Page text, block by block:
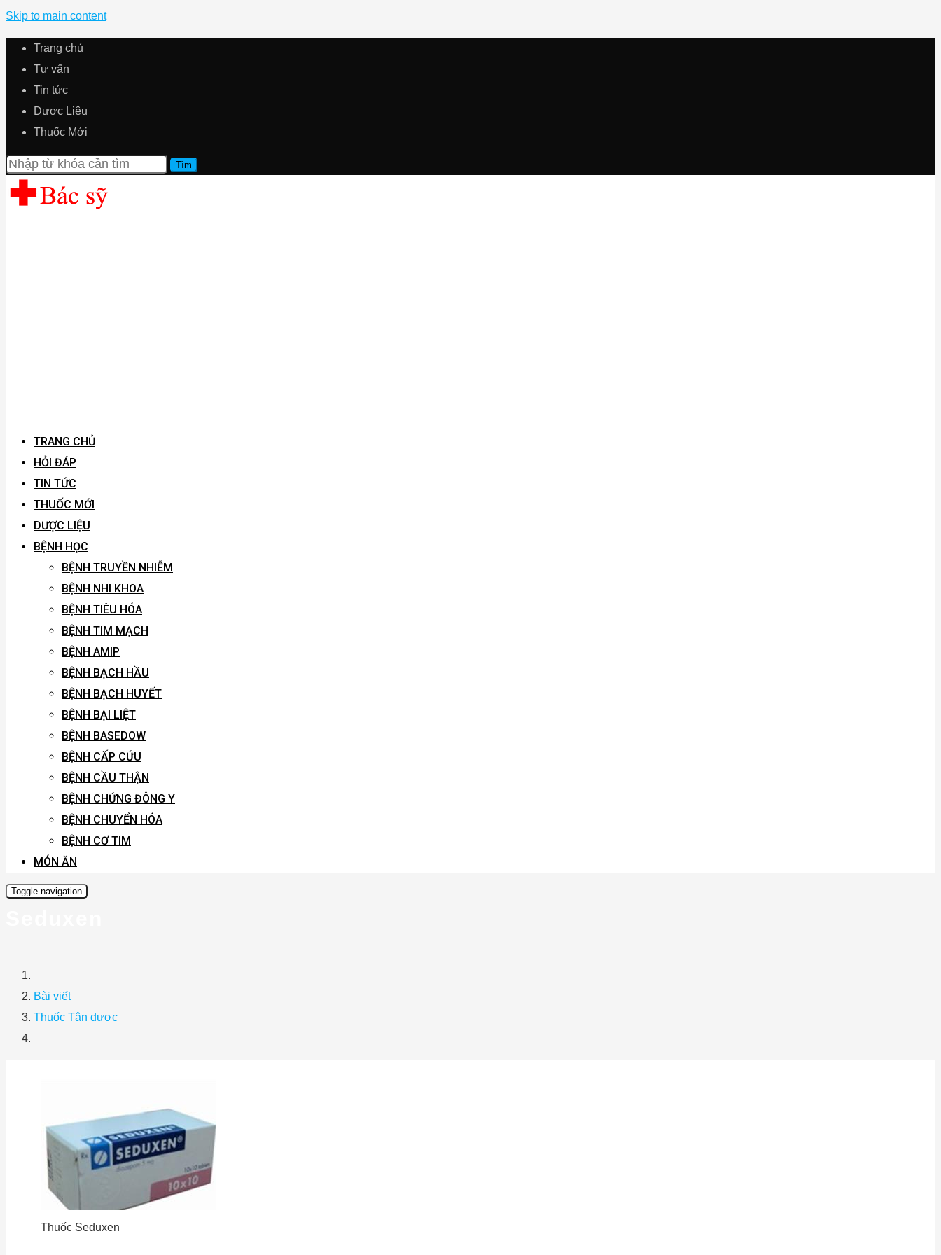
Skip to main content
Trang chủ
Tư vấn
Tin tức
Dược Liệu
Thuốc Mới
TRANG CHỦ
HỎI ĐÁP
TIN TỨC
THUỐC MỚI
DƯỢC LIỆU
BỆNH HỌC
BỆNH TRUYỀN NHIỄM
BỆNH NHI KHOA
BỆNH TIÊU HÓA
BỆNH TIM MẠCH
BỆNH AMIP
BỆNH BẠCH HẦU
BỆNH BẠCH HUYẾT
BỆNH BẠI LIỆT
BỆNH BASEDOW
BỆNH CẤP CỨU
BỆNH CẦU THẬN
BỆNH CHỨNG ĐÔNG Y
BỆNH CHUYỂN HÓA
BỆNH CƠ TIM
MÓN ĂN
Toggle navigation
Bài viết
Thuốc Tân dược
Thuốc Seduxen